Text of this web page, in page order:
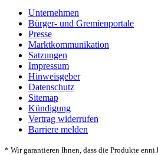
Unternehmen
Bürger- und Gremienportale
Presse
Marktkommunikation
Satzungen
Impressum
Hinweisgeber
Datenschutz
Sitemap
Kündigung
Vertrag widerrufen
Barriere melden
* Wir garantieren Ihnen, dass die Produkte